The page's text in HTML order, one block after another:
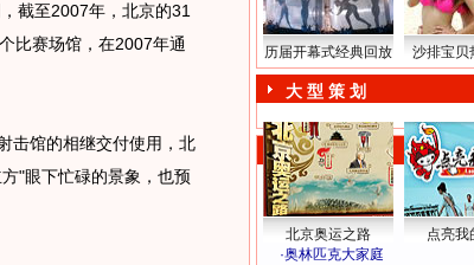
截至2007年，北京的31
比赛场馆，在2007年通
馆的相继交付使用，北
"眼下忙碌的景象，也预
历届开幕式经典回放 沙排宝贝
大 型 策 划
北京奥运之路 点亮我
·奥林匹克大家庭